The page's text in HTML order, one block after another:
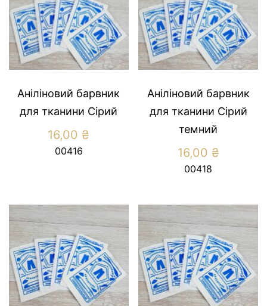
Аніліновий барвник
для тканини Сірий
16,00 ₴
00416
Аніліновий барвник
для тканини Сірий
темний
16,00 ₴
00418